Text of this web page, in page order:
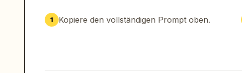
1 Kopiere den vollständigen Prompt oben.